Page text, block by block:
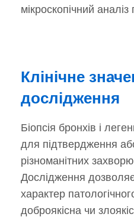
мікроскопічний
Клінічне
дослідження
Біопсія бронхів і
для підтвердження
різноманітних
Дослідження
характер
доброякісна чи